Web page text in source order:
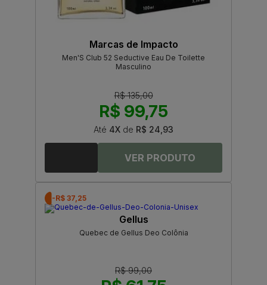
Marcas de Impacto
Men'S Club 52 Seductive Eau De Toilette
Masculino
R$ 135,00
R$ 99,75
Até 4X de R$ 24,93
-R$ 37,25
Gellus
Quebec de Gellus Deo Colônia
R$ 99,00